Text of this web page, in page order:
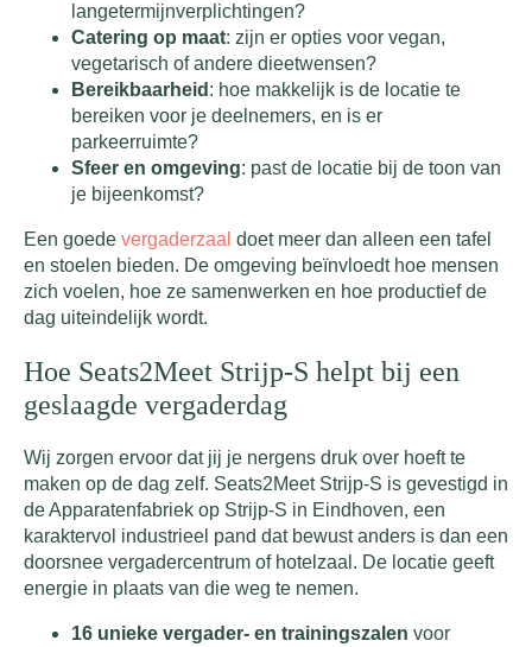
langetermijnverplichtingen?
Catering op maat: zijn er opties voor vegan,
vegetarisch of andere dieetwensen?
Bereikbaarheid : hoe makkelijk is de locatie te
bereiken voor je deelnemers, en is er
parkeerruimte?
Sfeer en omgeving: past de locatie bij de toon van
je bijeenkomst?
Een goede vergaderzaal doet meer dan alleen een tafel
en stoelen bieden. De omgeving beïnvloedt hoe mensen
zich voelen, hoe ze samenwerken en hoe productief de
dag uiteindelijk wordt.
Hoe Seats2Meet Strijp-S helpt bij een
geslaagde vergaderdag
Wij zorgen ervoor dat jij je nergens druk over hoeft te
maken op de dag zelf. Seats2Meet Strijp-S is gevestigd in
de Apparatenfabriek op Strijp-S in Eindhoven, een
karaktervol industrieel pand dat bewust anders is dan een
doorsnee vergadercentrum of hotelzaal. De locatie geeft
energie in plaats van die weg te nemen.
16 unieke vergader- en trainingszalen voor